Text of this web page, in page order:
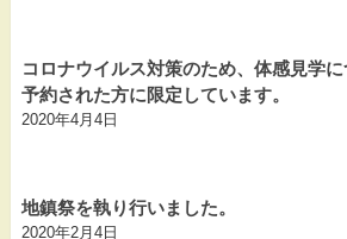
コロナウイルス対策のため、体感見学
予約された方に限定しています。
2020年4月4日
地鎮祭を執り行いました。
2020年2月4日